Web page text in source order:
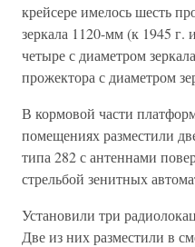
крейсере имелось шесть
зеркала 1120-мм (к 1945 г.
четыре с диаметром
прожектора с диаметром
В кормовой части
помещениях разместили
типа 282 с антеннами
стрельбой зенитных
Установили три
Две из них разместили в